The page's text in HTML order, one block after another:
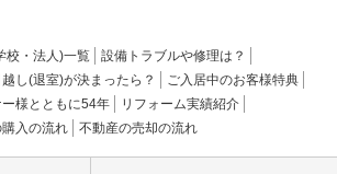
校・法人)一覧
設備トラブルや修理は？
越し(退室)が決まったら？
ご入居中のお客様特典
ー様とともに54年
リフォーム実績紹介
入の流れ 不動産の売却の流れ